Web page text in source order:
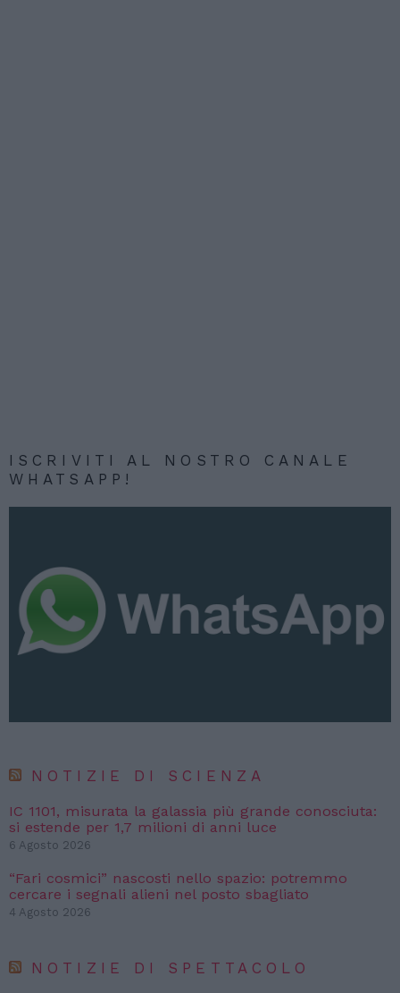
ISCRIVITI AL NOSTRO CANALE
WHATSAPP!
NOTIZIE DI SCIENZA
IC 1101, misurata la galassia più grande conosciuta:
si estende per 1,7 milioni di anni luce
6 Agosto 2026
“Fari cosmici” nascosti nello spazio: potremmo
cercare i segnali alieni nel posto sbagliato
4 Agosto 2026
NOTIZIE DI SPETTACOLO